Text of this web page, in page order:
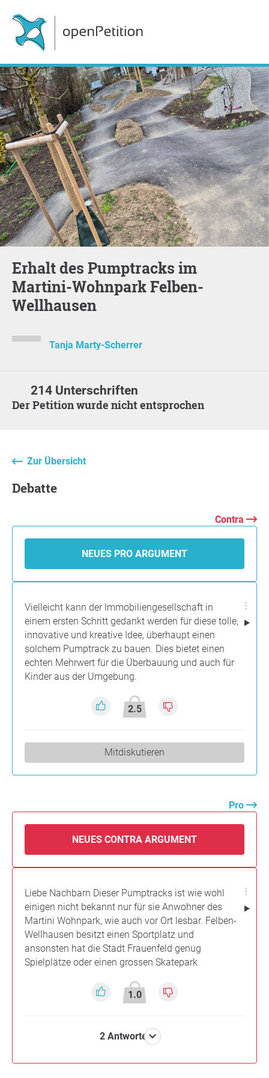
Erhalt des Pumptracks im
Martini-Wohnpark Felben-
Wellhausen
Tanja Marty-Scherrer
214 Unterschriften
Der Petition wurde nicht entsprochen
Zur Übersicht
Debatte
Contra
NEUES PRO ARGUMENT
Vielleicht kann der Immobiliengesellschaft in
einem ersten Schritt gedankt werden für diese tolle,
innovative und kreative Idee, überhaupt einen
solchem Pumptrack zu bauen. Dies bietet einen
echten Mehrwert für die Überbauung und auch für
Kinder aus der Umgebung.
2.5
Mitdiskutieren
Pro
NEUES CONTRA ARGUMENT
Liebe Nachbarn Dieser Pumptracks ist wie wohl
einigen nicht bekannt nur für sie Anwohner des
Martini Wohnpark, wie auch vor Ort lesbar. Felben-
Wellhausen besitzt einen Sportplatz und
ansonsten hat die Stadt Frauenfeld genug
Spielplätze oder einen grossen Skatepark
1.0
2 Antworten